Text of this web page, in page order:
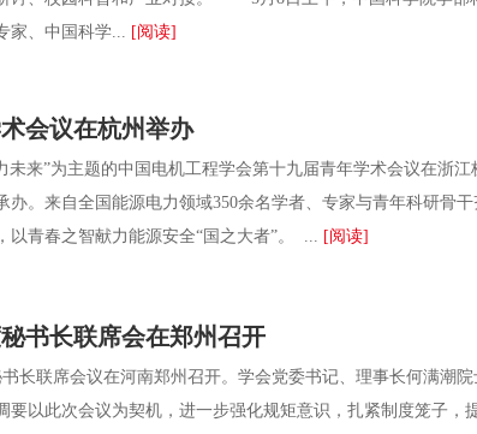
家、中国科学... [阅读]
会议在杭州举办
”为主题的中国电机工程学会第十九届青年学术会议在浙江
。来自全国能源电力领域350余名学者、专家与青年科研骨
以青春之智献力能源安全“国之大者”。 ... [阅读]
书长联席会在郑州召开
长联席会议在河南郑州召开。学会党委书记、理事长何满
要以此次会议为契机，进一步强化规矩意识，扎紧制度笼子，